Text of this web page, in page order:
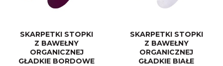
SKARPETKI STOPKI
Z BAWEŁNY
ORGANICZNEJ
GŁADKIE BORDOWE
SKARPETKI STOPKI
Z BAWEŁNY
ORGANICZNEJ
GŁADKIE BIAŁE